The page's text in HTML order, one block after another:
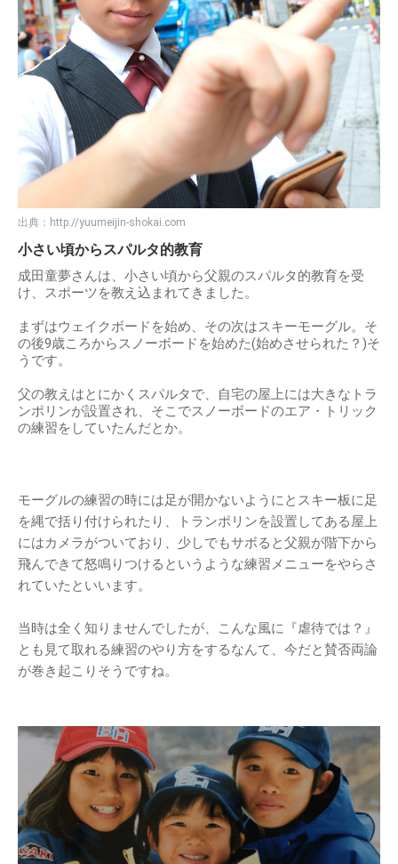
出典： http://yuumeijin-shokai.com
小さい頃からスパルタ的教育
成田童夢さんは、小さい頃から父親のスパルタ的教育を受
け、スポーツを教え込まれてきました。
まずはウェイクボードを始め、その次はスキーモーグル。そ
の後9歳ころからスノーボードを始めた(始めさせられた？)そ
うです。
父の教えはとにかくスパルタで、自宅の屋上には大きなトラ
ンポリンが設置され、そこでスノーボードのエア・トリック
の練習をしていたんだとか。
モーグルの練習の時には足が開かないようにとスキー板に足
を縄で括り付けられたり、トランポリンを設置してある屋上
にはカメラがついており、少しでもサボると父親が階下から
飛んできて怒鳴りつけるというような練習メニューをやらさ
れていたといいます。
当時は全く知りませんでしたが、こんな風に『虐待では？』
とも見て取れる練習のやり方をするなんて、今だと賛否両論
が巻き起こりそうですね。